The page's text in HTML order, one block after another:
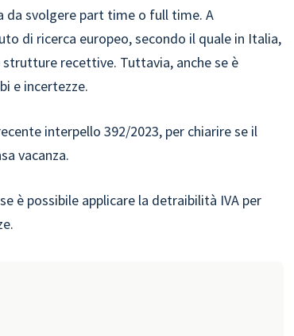
da svolgere part time o full time. A
di ricerca europeo, secondo il quale in Italia,
recettive. Tuttavia, anche se è
e incertezze.
interpello 392/2023, per chiarire se il
vacanza.
è possibile applicare la detraibilità IVA per